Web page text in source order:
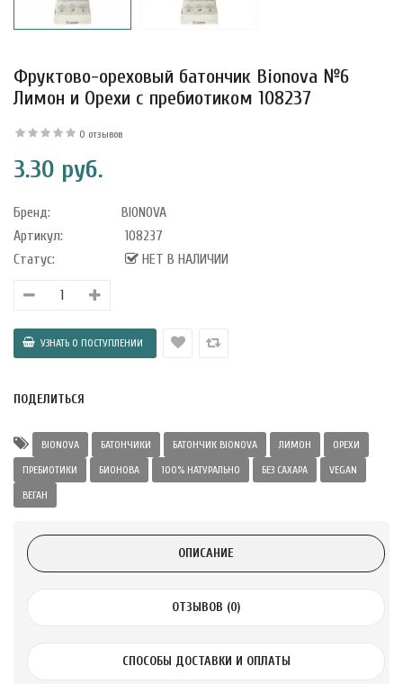
с
75 мл
Фруктово-ореховый батончик Bionova №6
Лимон и Орехи с пребиотиком 108237
0 отзывов
3.30 руб.
Бренд:
BIONOVA
Артикул:
108237
Статус:
НЕТ В НАЛИЧИИ
ПОДЕЛИТЬСЯ
BIONOVA БАТОНЧИКИ БАТОНЧИК BIONOVA ЛИМОН
ОРЕХИ
ПРЕБИОТИКИ
БИОНОВА 100% НАТУРАЛЬНО БЕЗ САХАРА
VEGAN
ВЕГАН
ОПИСАНИЕ
ОТЗЫВОВ (0)
СПОСОБЫ ДОСТАВКИ И ОПЛАТЫ